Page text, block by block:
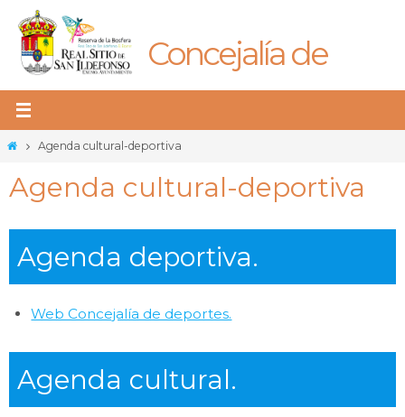
contenido
Concejalía de
InicioAgenda cultural-deportiva
Agenda cultural-deportiva
Agenda deportiva.
Web Concejalía de deportes.
Agenda cultural.